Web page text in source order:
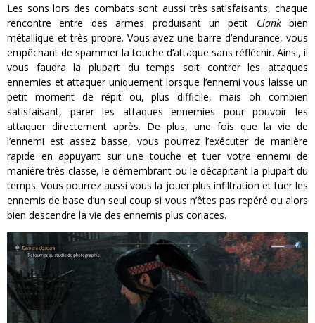
Les sons lors des combats sont aussi très satisfaisants, chaque
rencontre entre des armes produisant un petit Clankbien
métallique et très propre. Vous avez une barre d’endurance, vous
empêchant de spammer la touche d’attaque sans réfléchir. Ainsi, il
vous faudra la plupart du temps soit contrer les attaques
ennemies et attaquer uniquement lorsque l’ennemi vous laisse un
petit moment de répit ou, plus difficile, mais oh combien
satisfaisant, parer les attaques ennemies pour pouvoir les
attaquer directement après. De plus, une fois que la vie de
l’ennemi est assez basse, vous pourrez l’exécuter de manière
rapide en appuyant sur une touche et tuer votre ennemi de
manière très classe, le démembrant ou le décapitant la plupart du
temps. Vous pourrez aussi vous la jouer plus infiltration et tuer les
ennemis de base d’un seul coup si vous n’êtes pas repéré ou alors
bien descendre la vie des ennemis plus coriaces.